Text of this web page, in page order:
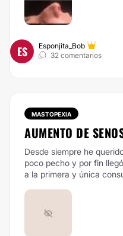
ES
Esponjita_Bob
32 comentarios
MASTOPEXIA
AUMENTO DE
Desde siempre he
poco pecho y por fin
a la primera y única